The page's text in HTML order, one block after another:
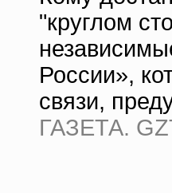
"круглом
России»,
связи,
ГАЗЕТА.